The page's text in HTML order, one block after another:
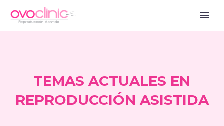
TEMAS ACTUALES EN
REPRODUCCIÓN ASISTIDA